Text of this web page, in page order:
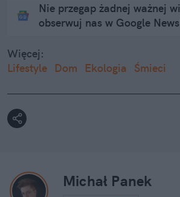
Nie przegap żadnej ważnej
obserwuj nas w Google
Więcej:
Lifestyle
Dom Ekologia Śmieci
Michał Panek